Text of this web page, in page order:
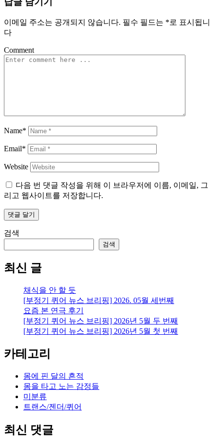
이메일 주소는 공개되지 않습니다. 필수 필드는 *로 표시됩니
다
Comment
Name*
Email*
Website
다음 번 댓글 작성을 위해 이 브라우저에 이름, 이메일, 그
리고 웹사이트를 저장합니다.
검색
검색
최신 글
채식을 안 할 듯
[부정기 퀴어 뉴스 브리핑] 2026. 05월 세번째
요즘 본 연극 후기
[부정기 퀴어 뉴스 브리핑] 2026년 5월 두 번째
[부정기 퀴어 뉴스 브리핑] 2026년 5월 첫 번째
카테고리
몸에 핀 달의 흔적
몸을 타고 노는 감정들
미분류
트랜스/젠더/퀴어
최신 댓글